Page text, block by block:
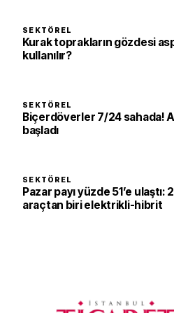
SEKTÖREL
Kurak toprakların gözdesi
kullanılır?
SEKTÖREL
Biçerdöverler 7/24 sahada!
başladı
SEKTÖREL
Pazar payı yüzde 51’e ulaştı:
araçtan biri elektrikli-hibrit